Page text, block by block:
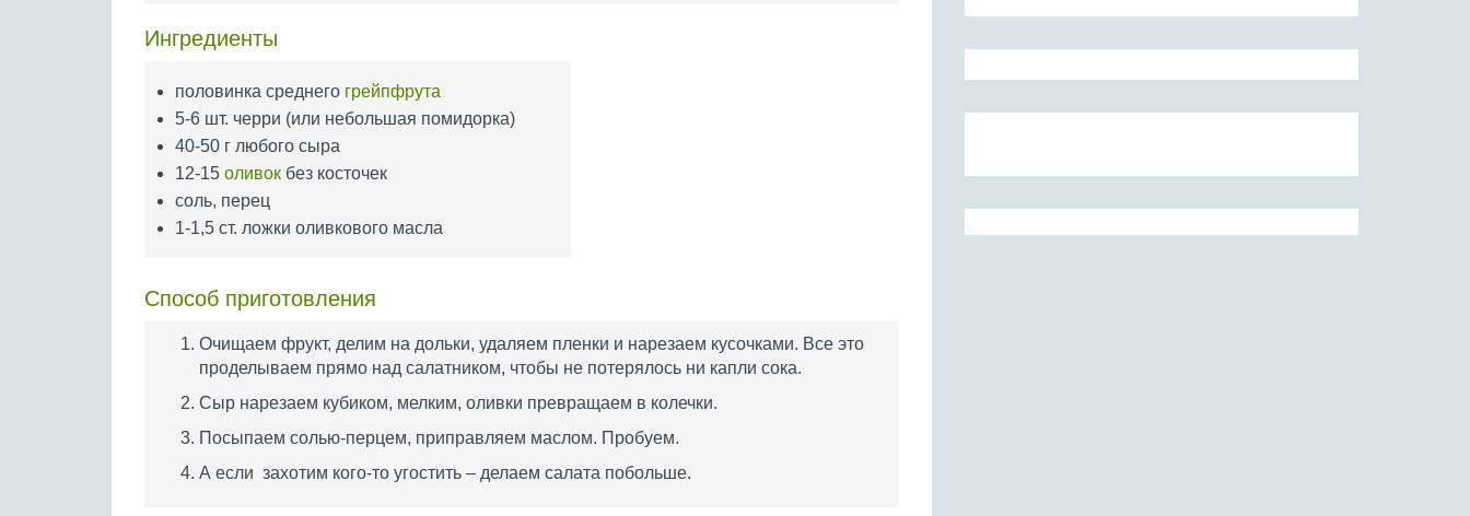
Ингредиенты
половинка среднего грейпфрута
5-6 шт. черри (или небольшая помидорка)
40-50 г любого сыра
12-15 оливок без косточек
соль, перец
1-1,5 ст. ложки оливкового масла
Способ приготовления
Очищаем фрукт, делим на дольки, удаляем пленки и нарезаем кусочками. Все это
проделываем прямо над салатником, чтобы не потерялось ни капли сока.
Сыр нарезаем кубиком, мелким, оливки превращаем в колечки.
Посыпаем солью-перцем, приправляем маслом. Пробуем.
А если захотим кого-то угостить – делаем салата побольше.